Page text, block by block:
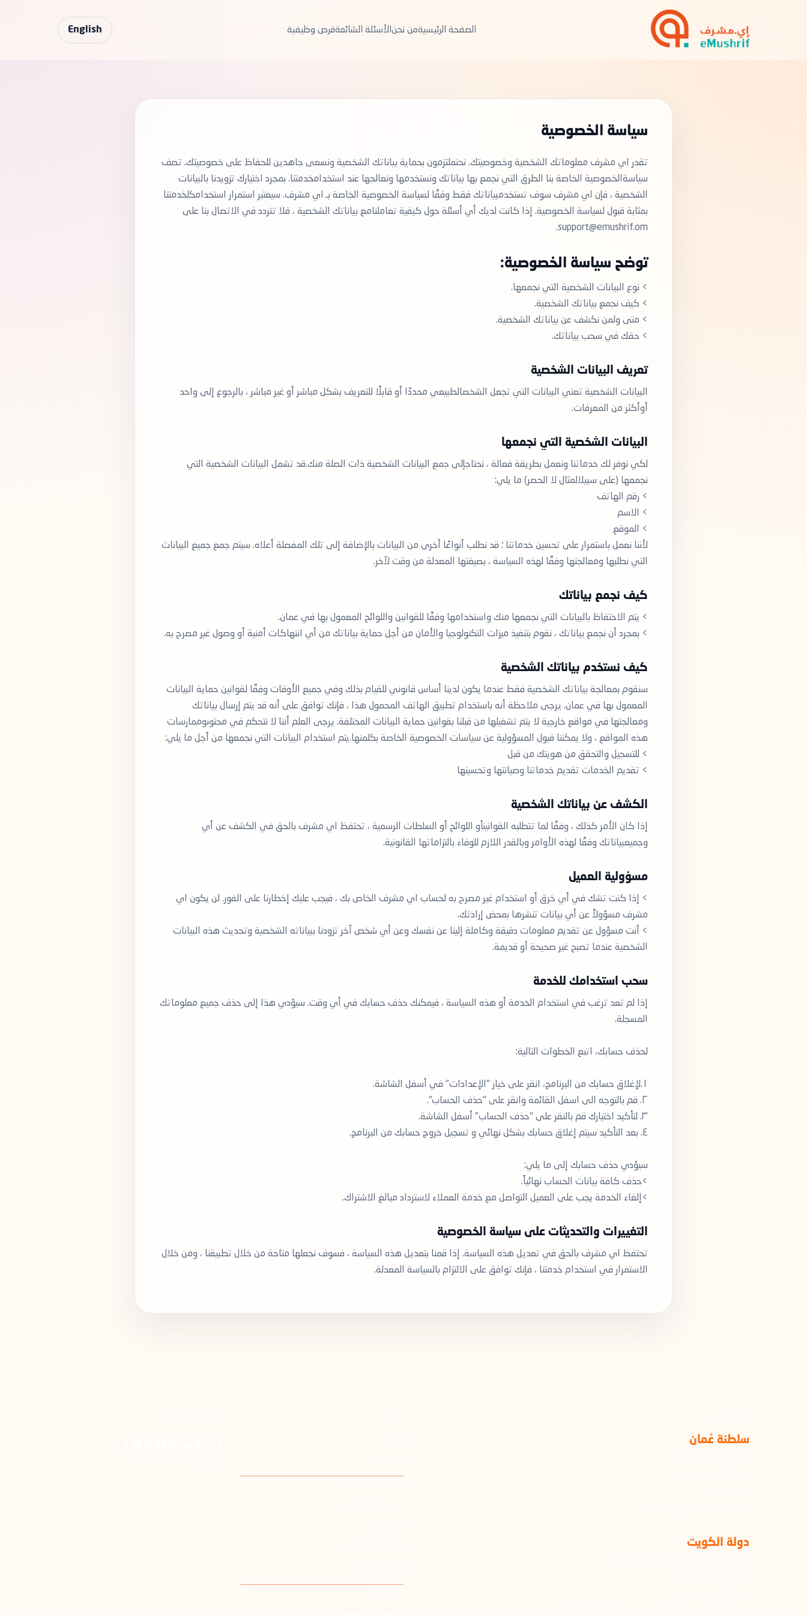
الصفحة الرئيسيةمن نحن الأسئلة الشائعةفرص وظيفية English
سياسة الخصوصية
تقدر اي مشرف معلوماتك الشخصية وخصوصيتك. نحنملتزمون بحماية بياناتك الشخصية ونسعى جاهدين للحفاظ على خصوصيتك. تصف
سياسةالخصوصية الخاصة بنا الطرق التي نجمع بها بياناتك ونستخدمها ونعالجها عند استخدامخدمتنا. بمجرد اختيارك تزويدنا بالبيانات
الشخصية ، فإن اي مشرف سوف تستخدمبياناتك فقط وفقًا لسياسة الخصوصية الخاصة بـ اي مشرف. سيعتبر استمرار استخدامكلخدمتنا
بمثابة قبول لسياسة الخصوصية. إذا كانت لديك أي أسئلة حول كيفية تعاملنامع بياناتك الشخصية ، فلا تتردد في الاتصال بنا على
support@emushrif.om.
توضح سياسة الخصوصية:
> نوع البيانات الشخصية التي نجمعها.
> كيف نجمع بياناتك الشخصية.
> متى ولمن نكشف عن بياناتك الشخصية.
> حقك في سحب بياناتك.
تعريف البيانات الشخصية
البيانات الشخصية تعني البيانات التي تجعل الشخصالطبيعي محددًا أو قابلًا للتعريف بشكل مباشر أو غير مباشر ، بالرجوع إلى واحد
أوأكثر من المعرفات.
البيانات الشخصية التي نجمعها
لكي نوفر لك خدماتنا ونعمل بطريقة فعالة ، نحتاجإلى جمع البيانات الشخصية ذات الصلة منك.قد تشمل البيانات الشخصية التي
نجمعها (على سبيلالمثال لا الحصر) ما يلي:
> رقم الهاتف
> الاسم
> الموقع
لأننا نعمل باستمرار على تحسين خدماتنا ؛ قد نطلب أنواعًا أخرى من البيانات بالإضافة إلى تلك المفصلة أعلاه. سيتم جمع جميع البيانات
التي نطلبها ومعالجتها وفقًا لهذه السياسة ، بصيغتها المعدلة من وقت لآخر.
كيف نجمع بياناتك
> يتم الاحتفاظ بالبيانات التي نجمعها منك واستخدامها وفقًا للقوانين واللوائح المعمول بها في عمان.
> بمجرد أن نجمع بياناتك ، نقوم بتنفيذ ميزات التكنولوجيا والأمان من أجل حماية بياناتك من أي انتهاكات أمنية أو وصول غير مصرح به.
كيف نستخدم بياناتك الشخصية
سنقوم بمعالجة بياناتك الشخصية فقط عندما يكون لدينا أساس قانوني للقيام بذلك وفي جميع الأوقات وفقًا لقوانين حماية البيانات
المعمول بها في عمان. يرجى ملاحظة أنه باستخدام تطبيق الهاتف المحمول هذا ، فإنك توافق على أنه قد يتم إرسال بياناتك
ومعالجتها في مواقع خارجية لا يتم تشغيلها من قبلنا بقوانين حماية البيانات المختلفة. يرجى العلم أننا لا نتحكم في محتوىوممارسات
هذه المواقع ، ولا يمكننا قبول المسؤولية عن سياسات الخصوصية الخاصة بكلمنها.يتم استخدام البيانات التي نجمعها من أجل ما يلي:
> للتسجيل والتحقق من هويتك من قبل
> تقديم الخدمات تقديم خدماتنا وصيانتها وتحسينها
الكشف عن بياناتك الشخصية
إذا كان الأمر كذلك ، وفقًا لما تتطلبه القوانينأو اللوائح أو السلطات الرسمية ، تحتفظ اي مشرف بالحق في الكشف عن أي
وجميعبياناتك وفقًا لهذه الأوامر وبالقدر اللازم للوفاء بالتزاماتها القانونية.
مسؤولية العميل
> إذا كنت تشك في أي خرق أو استخدام غير مصرح به لحساب اي مشرف الخاص بك ، فيجب عليك إخطارنا على الفور. لن يكون اي
مشرف مسؤولاً عن أي بيانات تنشرها بمحض إرادتك.
> أنت مسؤول عن تقديم معلومات دقيقة وكاملة إلينا عن نفسك وعن أي شخص آخر تزودنا ببياناته الشخصية وتحديث هذه البيانات
الشخصية عندما تصبح غير صحيحة أو قديمة.
سحب استخدامك للخدمة
إذا لم تعد ترغب في استخدام الخدمة أو هذه السياسة ، فيمكنك حذف حسابك في أي وقت. سيؤدي هذا إلى حذف جميع معلوماتك
المسجلة.
لحذف حسابك، اتبع الخطوات التالية:
١.لإغلاق حسابك من البرنامج، انقر على خيار "الإعدادات" في أسفل الشاشة.
٢. قم بالتوجه الى اسفل القائمة وانقر على "حذف الحساب".
٣. لتأكيد اختيارك قم بالنقر على "حذف الحساب" أسفل الشاشة.
٤. بعد التأكيد سيتم إغلاق حسابك بشكل نهائي و تسجيل خروج حسابك من البرنامج.
سيؤدي حذف حسابك إلى ما يلي:
>حذف كافة بيانات الحساب نهائياً.
>إلغاء الخدمة يجب على العميل التواصل مع خدمة العملاء لاسترداد مبالغ الاشتراك.
التغييرات والتحديثات على سياسة الخصوصية
تحتفظ اي مشرف بالحق في تعديل هذه السياسة. إذا قمنا بتعديل هذه السياسة ، فسوف نجعلها متاحة من خلال تطبيقنا ، ومن خلال
الاستمرار في استخدام خدمتنا ، فإنك توافق على الالتزام بالسياسة المعدلة.
سلطنة عُمان
دولة الكويت